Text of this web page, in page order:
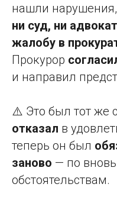
нашли
ни суд, ни адвокат
жалобу в
Прокурор
и направил
⚠️ Это был тот же
отказал в
теперь он был
заново — по
обстоятельствам.